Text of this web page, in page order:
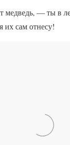
— ты в
их сам отнесу!